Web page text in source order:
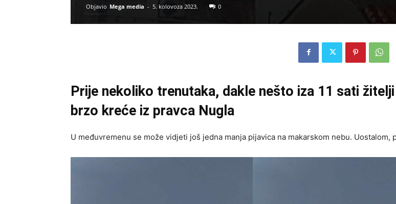
Objavio Mega media - 5. kolovoza 2023. 0
Prije nekoliko trenutaka, dakle nešto iza 11 sati
brzo kreće iz pravca Nugla
U međuvremenu se može vidjeti još jedna manja pijavica na makarskom nebu. Uostalom,